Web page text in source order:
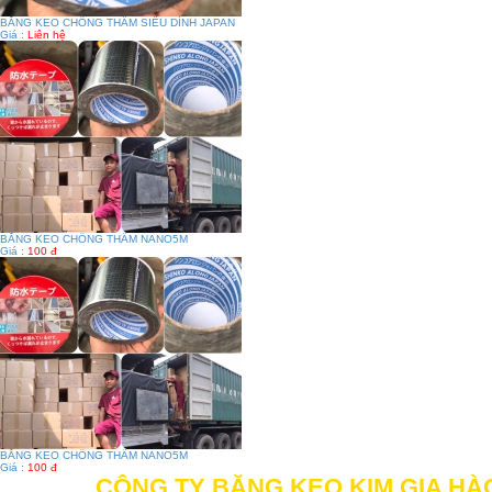
BĂNG KEO CHỐNG THẤM SIÊU DÍNH JAPAN
Giá : Liên hệ
BĂNG KEO CHỐNG THẤM NANO5M
Giá : 100 đ
BĂNG KEO CHỐNG THẤM NANO5M
Giá : 100 đ